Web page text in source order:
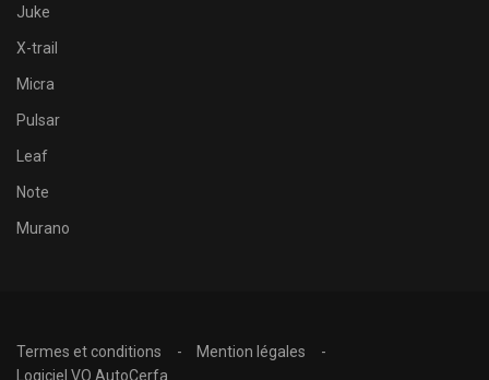
Juke
X-trail
Micra
Pulsar
Leaf
Note
Murano
Termes et conditions
Mention légales
Logiciel VO AutoCerfa